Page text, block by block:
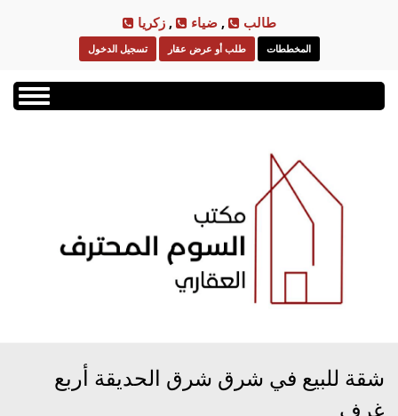
طالب ,ضياء ,زكريا
تسجيل الدخول طلب أو عرض عقار المخططات
شقة للبيع في شرق شرق الحديقة أربع
غرف